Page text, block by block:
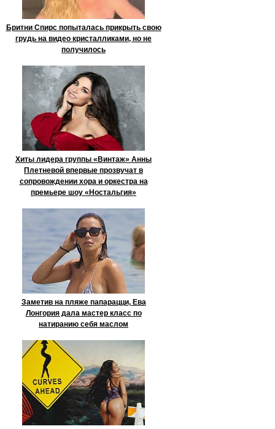
Бритни Спирс попыталась прикрыть свою
грудь на видео кристалликами, но не
получилось
Хиты лидера группы «Винтаж» Анны
Плетневой впервые прозвучат в
сопровождении хора и оркестра на
премьере шоу «Ностальгия»
Заметив на пляже папарацци, Ева
Лонгория дала мастер класс по
натиранию себя маслом